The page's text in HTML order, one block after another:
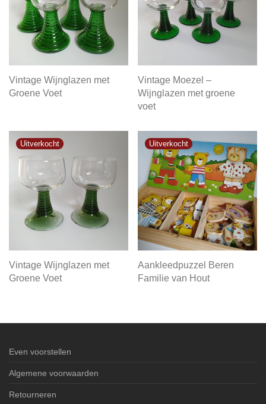
Vintage Wijnglazen met
Groene Voet
Vintage Moezel –
Wijnglazen met groene
voet
Vintage Wijnglazen met
Groene Voet
Aankleedpuzzel Beren
Familie van Hout
Even voorstellen
Algemene voorwaarden
Retourneren